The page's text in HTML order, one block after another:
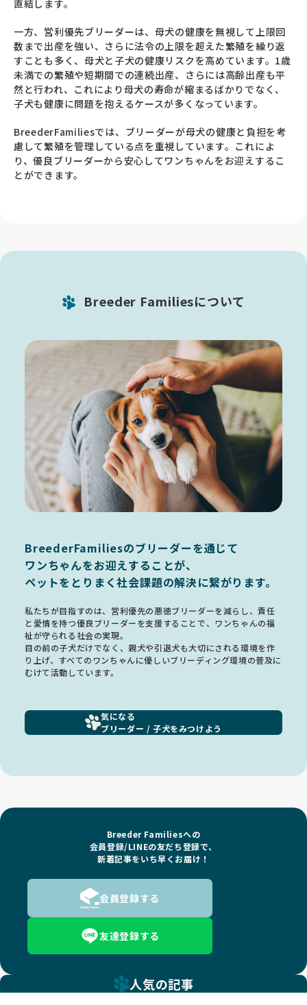
直結します。
一方、営利優先ブリーダーは、母犬の健康を無視して上限回
数まで出産を強い、さらに法令の上限を超えた繁殖を繰り返
すことも多く、母犬と子犬の健康リスクを高めています。1歳
未満での繁殖や短期間での連続出産、さらには高齢出産も平
然と行われ、これにより母犬の寿命が縮まるばかりでなく、
子犬も健康に問題を抱えるケースが多くなっています。
BreederFamiliesでは、ブリーダーが母犬の健康と負担を考
慮して繁殖を管理している点を重視しています。これによ
り、優良ブリーダーから安心してワンちゃんをお迎えするこ
とができます。
Breeder Familiesについて
BreederFamiliesのブリーダーを通じて
ワンちゃんをお迎えすることが、
ペットをとりまく社会課題の解決に繋がります。
私たちが目指すのは、営利優先の悪徳ブリーダーを減らし、責任
と愛情を持つ優良ブリーダーを支援することで、ワンちゃんの福
祉が守られる社会の実現。
目の前の子犬だけでなく、親犬や引退犬も大切にされる環境を作
り上げ、すべてのワンちゃんに優しいブリーディング環境の普及に
むけて活動しています。
気になる
ブリーダー / 子犬をみつけよう
Breeder Familiesへの
会員登録/LINEの友だち登録で、
新着記事をいち早くお届け！
会員登録する
友達登録する
人気の記事